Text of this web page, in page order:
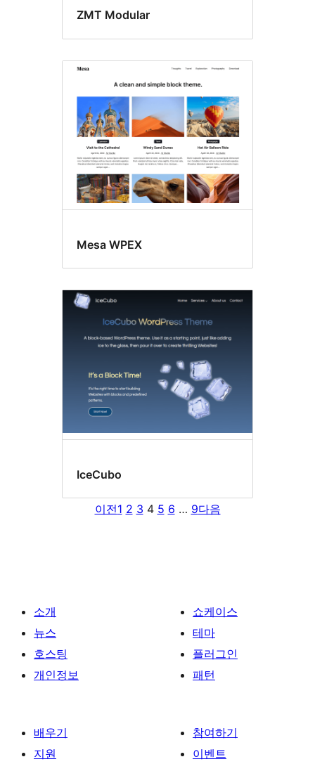
ZMT Modular
Mesa WPEX
IceCubo
이전1 2 3 4 5 6 … 9다음
소개
뉴스
호스팅
개인정보
쇼케이스
테마
플러그인
패턴
배우기
지원
참여하기
이벤트